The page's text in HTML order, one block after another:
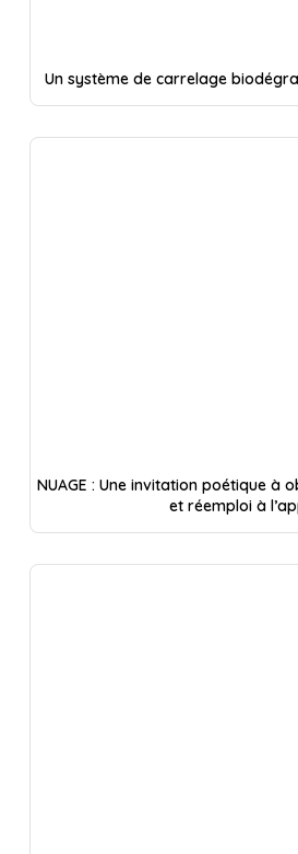
Un système de carrelage
NUAGE : Une invitation poétique à
et réemploi à